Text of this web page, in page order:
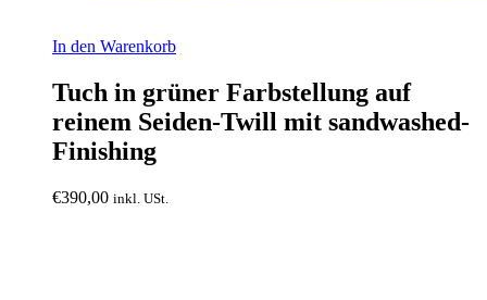
In den Warenkorb
Tuch in grüner Farbstellung auf
reinem Seiden-Twill mit sandwashed-
Finishing
€390,00 inkl. USt.